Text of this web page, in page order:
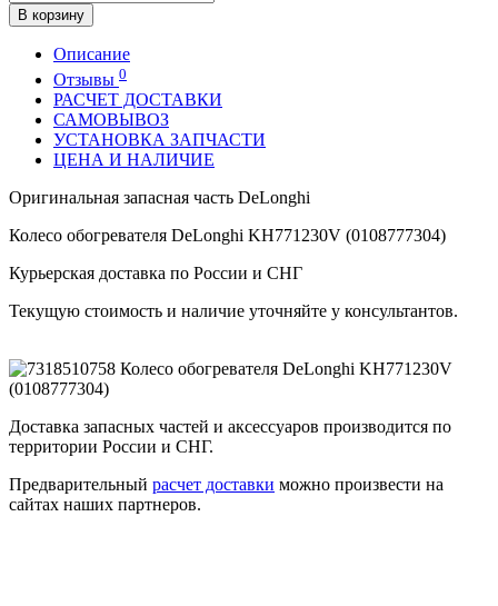
В корзину
Описание
Отзывы 0
РАСЧЕТ ДОСТАВКИ
САМОВЫВОЗ
УСТАНОВКА ЗАПЧАСТИ
ЦЕНА И НАЛИЧИЕ
Оригинальная запасная часть DeLonghi
Колесо обогревателя DeLonghi KH771230V (0108777304)
Курьерская доставка по России и СНГ
Текущую стоимость и наличие уточняйте у консультантов.
Доставка запасных частей и аксессуаров производится по
территории России и СНГ.
Предварительный расчет доставки можно произвести на
сайтах наших партнеров.